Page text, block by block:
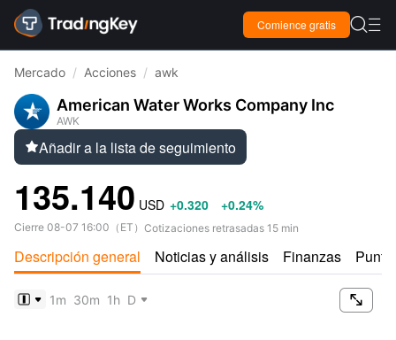
Comience gratis  
Mercado / Acciones / awk
American Water Works Company Inc
AWK
Añadir a la lista de seguimiento
135.140 USD +0.320 +0.24%
Cierre 08-07 16:00 （ ET ） Cotizaciones retrasadas 15 min
Descripción general Noticias y análisis Finanzas

1m 30m 1h D